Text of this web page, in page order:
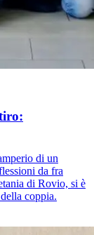
di un
da fra
di Rovio, si è
coppia.